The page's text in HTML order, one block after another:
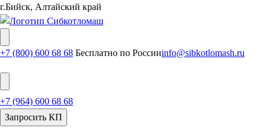
г.Бийск, Алтайский край
+7 (800) 600 68 68 Бесплатно по Россииinfo@sibkotlomash.ru
+7 (964) 600 68 68
Запросить КП